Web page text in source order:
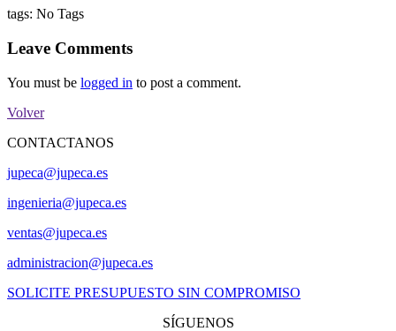
tags: No Tags
Leave Comments
You must be logged in to post a comment.
Volver
CONTACTANOS
jupeca@jupeca.es
ingenieria@jupeca.es
ventas@jupeca.es
administracion@jupeca.es
SOLICITE PRESUPUESTO SIN COMPROMISO
SÍGUENOS